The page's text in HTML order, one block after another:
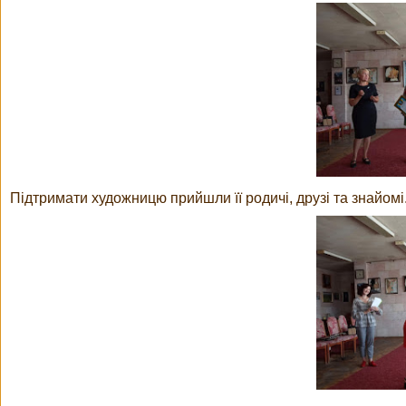
Підтримати художницю прийшли її родичі, друзі та